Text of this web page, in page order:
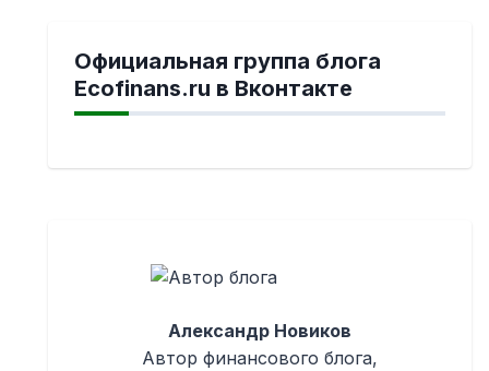
Официальная группа блога
Ecofinans.ru в Вконтакте
Александр Новиков
Автор финансового блога,